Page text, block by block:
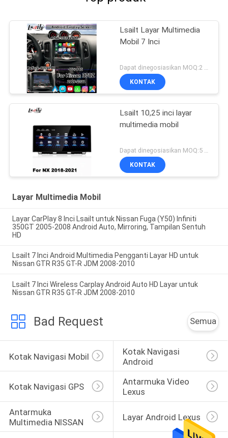
Lsailt Layar Multimedia
Mobil 7 Inci
Dapat dinegosiasikan MOQ:2 SET
KONTAK
Lsailt 10,25 inci layar
multimedia mobil
KONTAK
Layar Multimedia Mobil
Layar CarPlay 8 Inci Lsailt untuk Nissan Fuga (Y50) Infiniti
350GT 2005-2008 Android Auto, Mirroring, Tampilan Sentuh
HD
Lsailt 7 Inci Android Multimedia Pengganti Layar HD untuk
Nissan GTR R35 GT-R JDM 2008-2010
Lsailt 7 Inci Wireless Carplay Android Auto HD Layar untuk
Nissan GTR R35 GT-R JDM 2008-2010
Bad Request Semua
Kotak Navigasi Mobil
Kotak Navigasi
Android
Kotak Navigasi GPS
Antarmuka Video
Lexus
Antarmuka
Multimedia NISSAN
Layar Android Lexus